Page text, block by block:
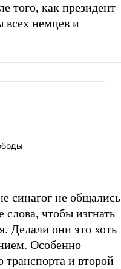
того, как президент
всех немцев и
синагог не общались
чтобы изгнать
Делали они это хоть
Особенно
транспорта и второй